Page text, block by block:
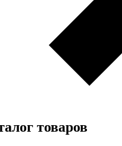
товаров